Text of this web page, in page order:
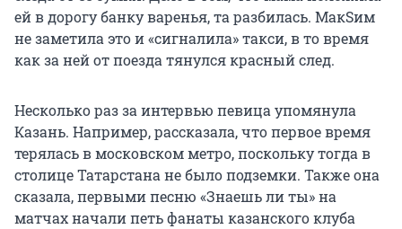
ей в дорогу банку варенья, та разбилась. МакSим
не заметила это и «сигналила» такси, в то время
как за ней от поезда тянулся красный след.
Несколько раз за интервью певица упомянула
Казань. Например, рассказала, что первое время
терялась в московском метро, поскольку тогда в
столице Татарстана не было подземки. Также она
сказала, первыми песню «Знаешь ли ты» на
матчах начали петь фанаты казанского клуба